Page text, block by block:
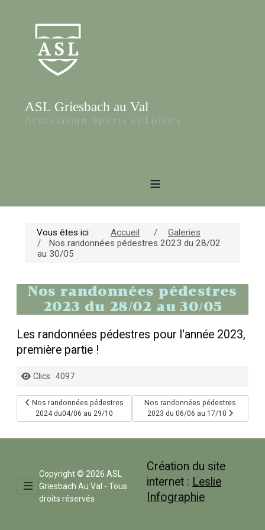
≡
Vous êtes ici : Accueil
Galeries
Nos randonnées pédestres 2023 du 28/02
au 30/05
Nos randonnées pédestres
2023 du 28/02 au 30/05
Les randonnées pédestres pour l'année 2023,
première partie !
DétailsClics : 4097
Article précédent : Nos randonnées pédestres 2024 du04/06 au 29/10
Nos randonnées pédestres
2024 du04/06 au 29/10
Article suivant : Nos randonnées
Nos randonnées pédestres
2023 du 06/06 au 17/10
Copyright © 2026 ASL
Griesbach Au Val - Tous
droits réservés
Création du site
internet : Leslie
Infographie